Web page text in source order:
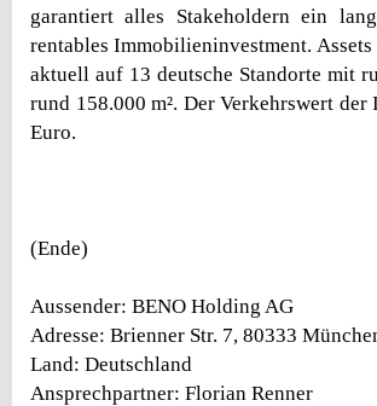
garantiert alles Stakeholdern ein
rentables Immobilieninvestment.
aktuell auf 13 deutsche Standorte mit
rund 158.000 m². Der Verkehrswert
Euro.
(Ende)
Aussender: BENO Holding AG
Adresse: Brienner Str. 7, 80333
Land: Deutschland
Ansprechpartner: Florian Renner